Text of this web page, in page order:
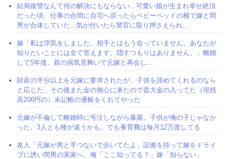
結局復讐なんて何の解決にもならない...可愛い娘が生まれ幸せ絶頂
だった頃、仕事の合間に自宅へ戻ったらベビーベッドの横で嫁と間
男が合体していた...気が付いたら警官に取り押さえられ...
嫁「私は浮気をしました。相手とはもう会っていません。あなたが
知りたいことには全て答えます。隠すつもりはありません。」離婚
して5年後、親の病気見舞いで元嫁と再会し...
財産の半分以上を元嫁に要求されたが、子供を諦めてくれるのなら
と応じた。その後また金の無心に来たので昔大金の入ってた（現残
高200円の）未記帳の通帳をくれてやった
元嫁が不倫して離婚時に号泣しながら暴露。子供が俺の子じゃなか
った。3人とも種が違うかも。でも養育費は毎月12万渡してる
友人「元嫁が男と手つないで歩いてたよ」証拠を持って嫁をドライ
ブに誘い間男の実家へ。俺「ここ知ってる？」嫁「知らない」